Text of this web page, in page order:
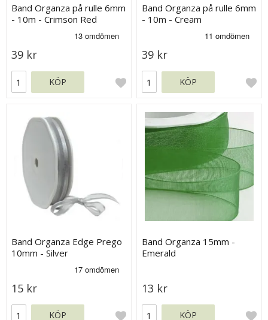
Band Organza på rulle 6mm
- 10m - Crimson Red
39 kr
KÖP
Band Organza på rulle 6mm
- 10m - Cream
39 kr
KÖP
Band Organza Edge Prego
10mm - Silver
15 kr
KÖP
Band Organza 15mm -
Emerald
13 kr
KÖP